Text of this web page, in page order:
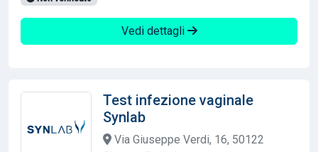
Vedi dettagli
Test infezione vaginale
Synlab
Via Giuseppe Verdi, 16, 50122